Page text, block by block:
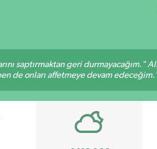
saptırmaktan geri durmayacağım."
de onları affetmeye devam